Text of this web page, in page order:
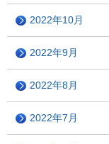
2022年10月
2022年9月
2022年8月
2022年7月